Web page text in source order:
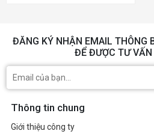
ĐĂNG KÝ NHẬN EMAIL THÔNG
ĐỂ ĐƯỢC TƯ VẤN
Thông tin chung
Giới thiệu công ty